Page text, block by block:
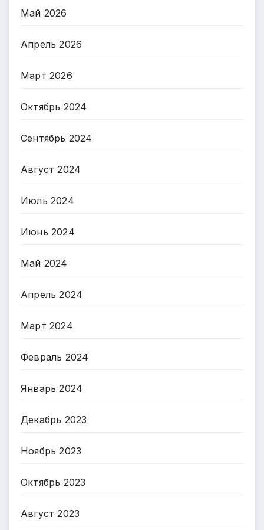
Май 2026
Апрель 2026
Март 2026
Октябрь 2024
Сентябрь 2024
Август 2024
Июль 2024
Июнь 2024
Май 2024
Апрель 2024
Март 2024
Февраль 2024
Январь 2024
Декабрь 2023
Ноябрь 2023
Октябрь 2023
Август 2023